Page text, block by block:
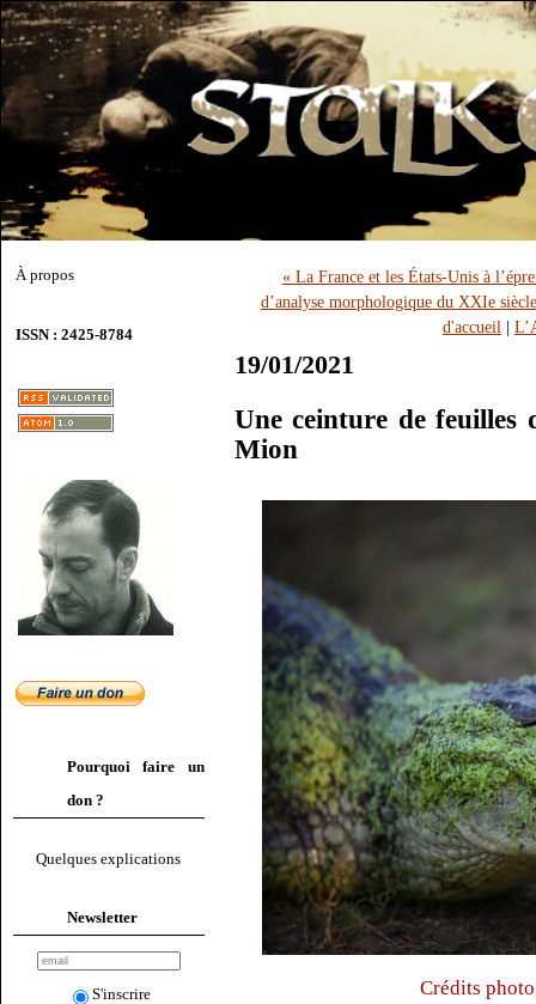
À propos
ISSN : 2425-8784
Pourquoi faire un
don ?
Quelques explications
Newsletter
S'inscrire
« La France et les États-Unis à
d’analyse morphologique du XXIe
d'accueil |
19/01/2021
Une ceinture de
Mion
Crédits